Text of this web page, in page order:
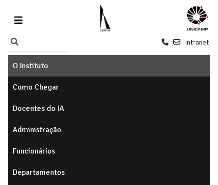
Intranet
O Instituto
Como Chegar
Docentes do IA
Administração
Funcionários
Departamentos